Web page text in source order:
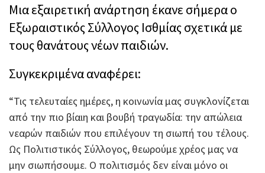
Mια εξαιρετική ανάρτηση έκανε σήμερα ο
Εξωραιστικός Σύλλογος Ισθμίας σχετικά με
τους θανάτους νέων παιδιών.
Συγκεκριμένα αναφέρει:
“Τις τελευταίες ημέρες, η κοινωνία μας συγκλονίζεται
από την πιο βίαιη και βουβή τραγωδία: την απώλεια
νεαρών παιδιών που επιλέγουν τη σιωπή του τέλους.
Ως Πολιτιστικός Σύλλογος, θεωρούμε χρέος μας να
μην σιωπήσουμε. Ο πολιτισμός δεν είναι μόνο οι